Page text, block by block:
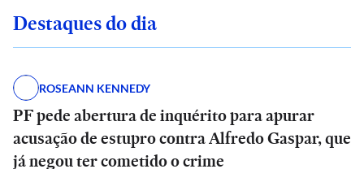
Destaques do dia
ROSEANN KENNEDY
PF pede abertura de inquérito para apurar
acusação de estupro contra Alfredo Gaspar, que
já negou ter cometido o crime